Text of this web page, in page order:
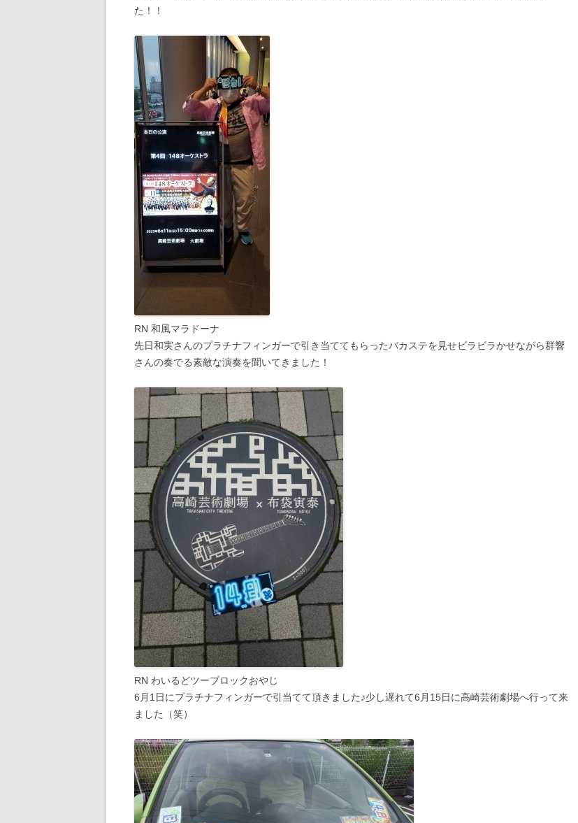
た！！
RN 和風マラドーナ
先日和実さんのプラチナフィンガーで引き当ててもらったバカステを見せビラビラかせながら群響
さんの奏でる素敵な演奏を聞いてきました！
RN わいるどツーブロックおやじ
6月1日にプラチナフィンガーで引当てて頂きました♪少し遅れて6月15日に高崎芸術劇場へ行って来
ました（笑）